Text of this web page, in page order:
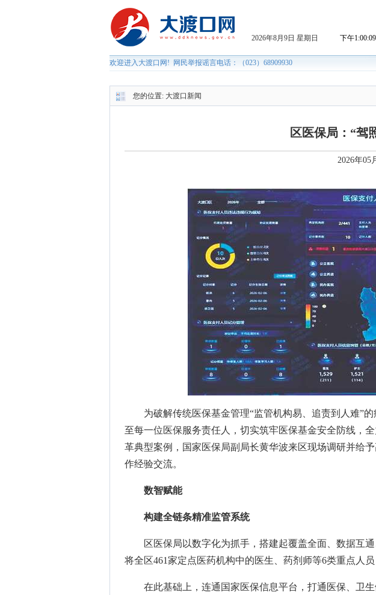
您的位置: 大渡口新闻
区医保局：“驾
2026年
为破解传统医保基金管理“监管机构易、追责到人难”
至每一位医保服务责任人，切实筑牢医保基金安全防线，
革典型案例，国家医保局副局长黄华波来区现场调研并给
作经验交流。
数智赋能
构建全链条精准监管系统
区医保局以数字化为抓手，搭建起覆盖全面、数据互
将全区461家定点医药机构中的医生、药剂师等6类重点人
在此基础上，连通国家医保信息平台，打通医保、卫